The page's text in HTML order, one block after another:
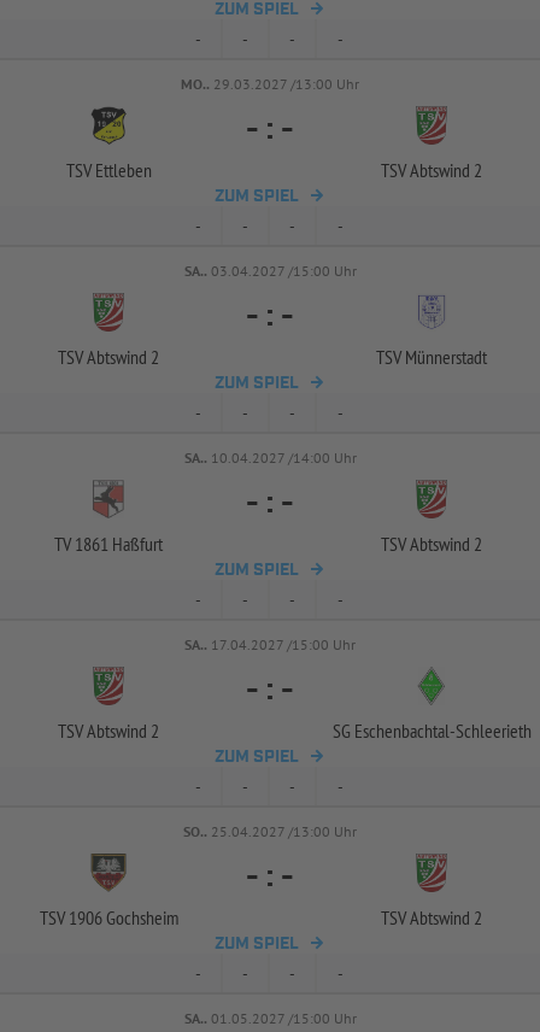
ZUM SPIEL
- - - -
MO.. 29.03.2027 /13:00 Uhr
TSV Ettleben
- : -
TSV Abtswind 2
ZUM SPIEL
- - - -
SA.. 03.04.2027 /15:00 Uhr
TSV Abtswind 2
- : -
TSV Münnerstadt
ZUM SPIEL
- - - -
SA.. 10.04.2027 /14:00 Uhr
TV 1861 Haßfurt
- : -
TSV Abtswind 2
ZUM SPIEL
- - - -
SA.. 17.04.2027 /15:00 Uhr
TSV Abtswind 2
- : -
SG Eschenbachtal-Schleerieth
ZUM SPIEL
- - - -
SO.. 25.04.2027 /13:00 Uhr
TSV 1906 Gochsheim
- : -
TSV Abtswind 2
ZUM SPIEL
- - - -
SA.. 01.05.2027 /15:00 Uhr